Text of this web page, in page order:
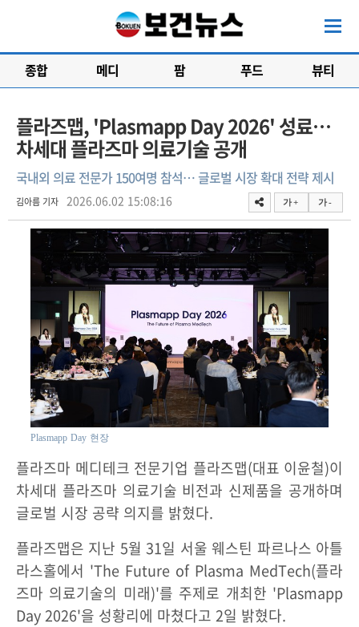
종합 메디 팜 푸드 뷰티
플라즈맵, 'Plasmapp Day 2026' 성료…
차세대 플라즈마 의료기술 공개
국내외 의료 전문가 150여명 참석… 글로벌 시장 확대 전략 제시
김아름 기자 2026.06.02 15:08:16 가 + 가 -
Plasmapp Day 현장
플라즈마 메디테크 전문기업 플라즈맵(대표 이윤철)이
차세대 플라즈마 의료기술 비전과 신제품을 공개하며
글로벌 시장 공략 의지를 밝혔다.
플라즈맵은 지난 5월 31일 서울 웨스틴 파르나스 아틀
라스홀에서 'The Future of Plasma MedTech(플라
즈마 의료기술의 미래)'를 주제로 개최한 'Plasmapp
Day 2026'을 성황리에 마쳤다고 2일 밝혔다.